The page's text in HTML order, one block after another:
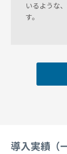
いるような
す。
導入実績（